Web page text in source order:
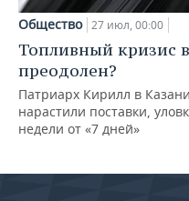
Общество 27 июл, 00:00
Топливный кризис
преодолен?
Патриарх Кирилл в
нарастили поставки,
недели от «7 дней»